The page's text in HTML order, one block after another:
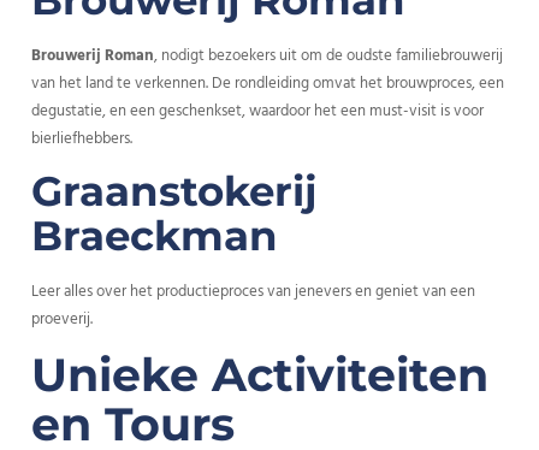
Brouwerij Roman, nodigt bezoekers uit om de oudste familiebrouwerij
van het land te verkennen. De rondleiding omvat het brouwproces, een
degustatie, en een geschenkset, waardoor het een must-visit is voor
bierliefhebbers.
Graanstokerij
Braeckman
Leer alles over het productieproces van jenevers en geniet van een
proeverij.
Unieke Activiteiten
en Tours